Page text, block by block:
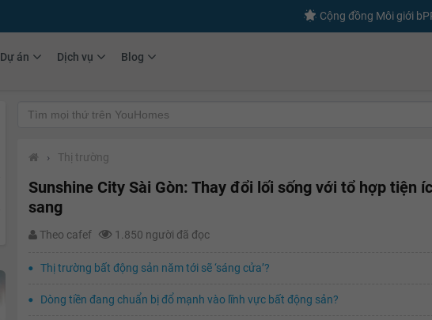
Cộng đồng Môi giới
Dự án Dịch vụ Blog
› Thị trường
Sunshine City Sài Gòn: Thay đổi lối sống với tổ hợp tiện
sang
Theo cafef 1.850 người đã đọc
Thị trường bất động sản năm tới sẽ ‘sáng cửa’?
Dòng tiền đang chuẩn bị đổ mạnh vào lĩnh vực bất động sản?